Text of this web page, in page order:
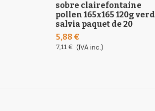
sobre clairefontaine
pollen 165x165 120g verd
salvia paquet de 20
5,88 €
7,11 € (IVA inc.)